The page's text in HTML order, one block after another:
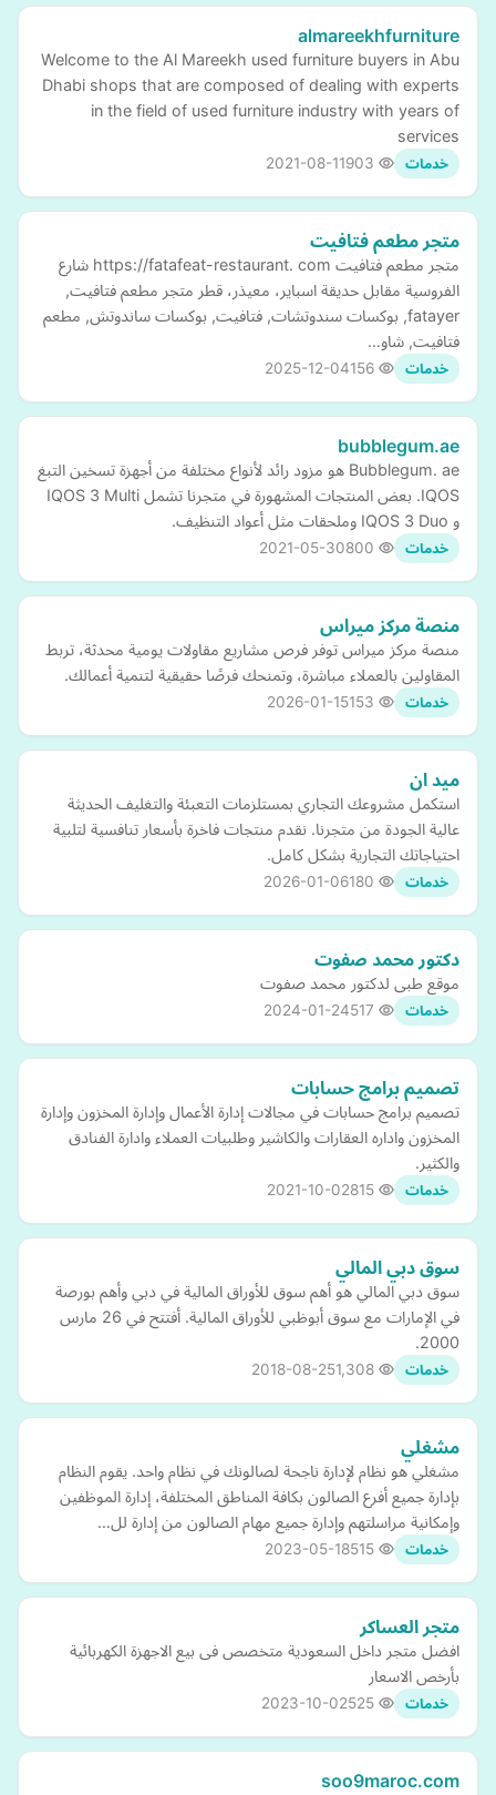
almareekhfurniture
Welcome to the Al Mareekh used furniture buyers in Abu
Dhabi shops that are composed of dealing with experts
in the field of used furniture industry with years of
services
خدمات 2021-08-11
متجر مطعم فتافيت
متجر مطعم فتافيت https://fatafeat-restaurant. com شارع
الفروسية مقابل حديقة اسباير، معيذر، قطر متجر مطعم فتافيت,
fatayer, بوكسات سندوتشات, فتافيت, بوكسات ساندوتش, مطعم
فتافيت, شاو…
خدمات 2025-12-04
bubblegum.ae
Bubblegum. ae هو مزود رائد لأنواع مختلفة من أجهزة تسخين التبغ
IQOS. بعض المنتجات المشهورة في متجرنا تشمل IQOS 3 Multi
و IQOS 3 Duo وملحقات مثل أعواد التنظيف.
خدمات 2021-05-30
منصة مركز ميراس
منصة مركز ميراس توفر فرص مشاريع مقاولات يومية محدثة، تربط
المقاولين بالعملاء مباشرة، وتمنحك فرصًا حقيقية لتنمية أعمالك.
خدمات 2026-01-15
ميد ان
استكمل مشروعك التجاري بمستلزمات التعبئة والتغليف الحديثة
عالية الجودة من متجرنا. نقدم منتجات فاخرة بأسعار تنافسية لتلبية
احتياجاتك التجارية بشكل كامل.
خدمات 2026-01-06
دكتور محمد صفوت
موقع طبى لدكتور محمد صفوت
خدمات 2024-01-24
تصميم برامج حسابات
تصميم برامج حسابات في مجالات إدارة الأعمال وإدارة المخزون وإدارة
المخزون واداره العقارات والكاشير وطلبيات العملاء وادارة الفنادق
والكثير.
خدمات 2021-10-02
سوق دبي المالي
سوق دبي المالي هو أهم سوق للأوراق المالية في دبي وأهم بورصة
في الإمارات مع سوق أبوظبي للأوراق المالية. أفتتح في 26 مارس
2000.
خدمات 2018-08-25
مشغلي
مشغلي هو نظام لإدارة ناجحة لصالونك في نظام واحد. يقوم النظام
بإدارة جميع أفرع الصالون بكافة المناطق المختلفة، إدارة الموظفين
وإمكانية مراسلتهم وإدارة جميع مهام الصالون من إدارة لل…
خدمات 2023-05-18
متجر العساكر
افضل متجر داخل السعودية متخصص فى بيع الاجهزة الكهربائية
بأرخص الاسعار
خدمات 2023-10-02
soo9maroc.com